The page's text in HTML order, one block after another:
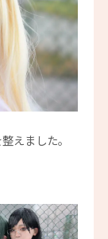
えました。